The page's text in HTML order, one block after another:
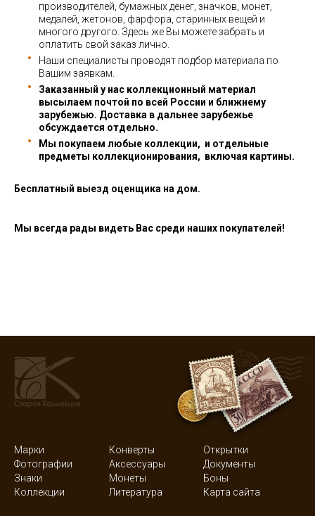
производителей, бумажных денег, значков, монет,
медалей, жетонов, фарфора, старинных вещей и
многого другого. Здесь же Вы можете забрать и
оплатить свой заказ лично.
Наши специалисты проводят подбор материала по
Вашим заявкам.
Заказанный у нас коллекционный материал
высылаем почтой по всей России и ближнему
зарубежью. Доставка в дальнее зарубежье
обсуждается отдельно.
Мы покупаем любые коллекции, и отдельные
предметы коллекционирования, включая картины.
Бесплатный выезд оценщика на дом.
Мы всегда рады видеть Вас среди наших покупателей!
Марки Конверты
Открытки
Фотографии
Аксессуары
Документы
Знаки
Монеты
Боны
Коллекции
Литература Карта сайта